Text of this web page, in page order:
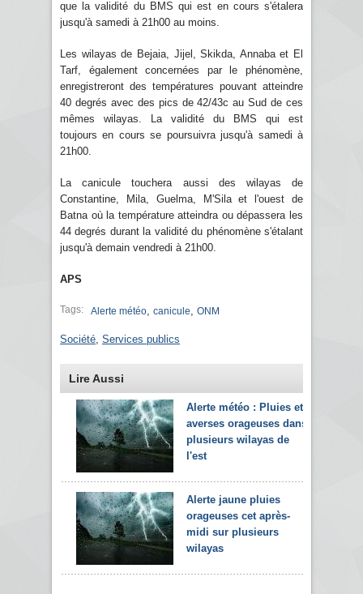
que la validité du BMS qui est en cours s'étalera
jusqu'à samedi à 21h00 au moins.
Les wilayas de Bejaia, Jijel, Skikda, Annaba et El
Tarf, également concernées par le phénomène,
enregistreront des températures pouvant atteindre
40 degrés avec des pics de 42/43c au Sud de ces
mêmes wilayas. La validité du BMS qui est
toujours en cours se poursuivra jusqu'à samedi à
21h00.
La canicule touchera aussi des wilayas de
Constantine, Mila, Guelma, M'Sila et l'ouest de
Batna où la température atteindra ou dépassera les
44 degrés durant la validité du phénomène s'étalant
jusqu'à demain vendredi à 21h00.
APS
Tags: Alerte météo canicule ONM
Société Services publics
Lire Aussi
Alerte météo : Pluies et
averses orageuses dans
plusieurs wilayas de
l'est
Alerte jaune pluies
orageuses cet après-
midi sur plusieurs
wilayas